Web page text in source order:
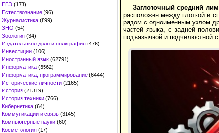
ЕГЭ (173)
Естествознание (96)
Журналистика (899)
ЗНО (54)
Зоология (34)
Издательское дело и полиграфия (476)
Инвестиции (106)
Иностранный язык (62791)
Информатика (3562)
Информатика, программирование (6444)
Исторические личности (2165)
История (21319)
История техники (766)
Кибернетика (64)
Коммуникации и связь (3145)
Компьютерные науки (60)
Косметология (17)
Заглоточный средний
расположен между глоткой и
рядом с одноименным узлом
частей языка, с задней
подъязычной и подчелюстной